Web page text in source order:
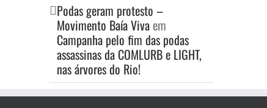
Podas geram protesto –
Movimento Baía Vivaem
Campanha pelo fim das podas
assassinas da COMLURB e LIGHT,
nas árvores do Rio!